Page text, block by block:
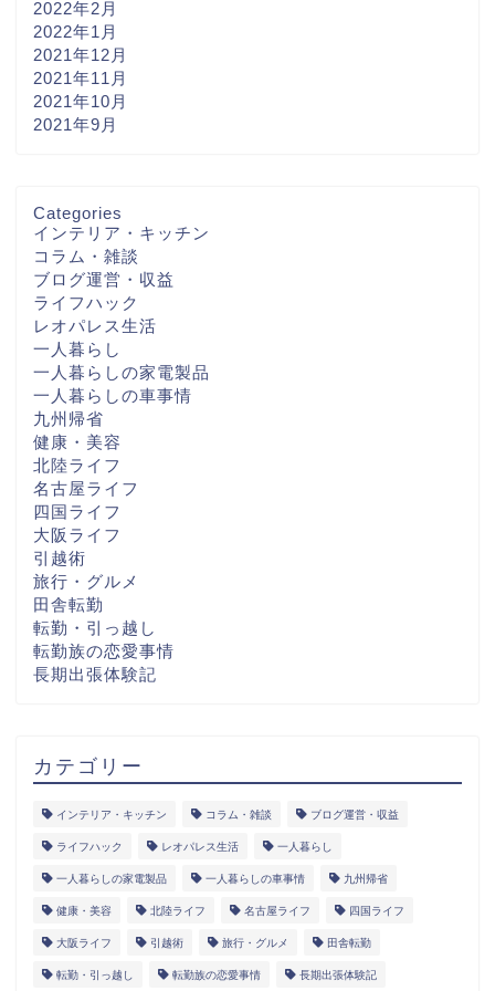
2022年2月
2022年1月
2021年12月
2021年11月
2021年10月
2021年9月
Categories
インテリア・キッチン
コラム・雑談
ブログ運営・収益
ライフハック
レオパレス生活
一人暮らし
一人暮らしの家電製品
一人暮らしの車事情
九州帰省
健康・美容
北陸ライフ
名古屋ライフ
四国ライフ
大阪ライフ
引越術
旅行・グルメ
田舎転勤
転勤・引っ越し
転勤族の恋愛事情
長期出張体験記
カテゴリー
インテリア・キッチン コラム・雑談 ブログ運営・収益
ライフハック レオパレス生活 一人暮らし
一人暮らしの家電製品 一人暮らしの車事情 九州帰省
健康・美容 北陸ライフ 名古屋ライフ 四国ライフ
大阪ライフ 引越術 旅行・グルメ 田舎転勤
転勤・引っ越し 転勤族の恋愛事情 長期出張体験記